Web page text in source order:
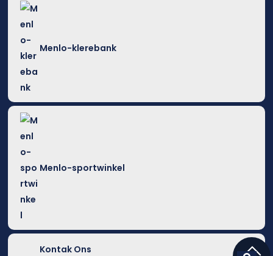
Menlo-klerebank
Menlo-sportwinkel
Kontak Ons